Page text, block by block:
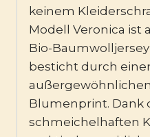
keinem
Modell Veronica ist
Bio-
besticht durch
Blumenprint. Dank
schmeichelhaften